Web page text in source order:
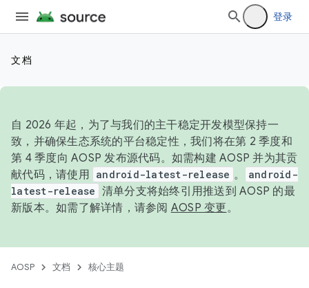
登录
文档
自 2026 年起，为了与我们的主干稳定开发模型保持一
致，并确保生态系统的平台稳定性，我们将在第 2 季度和
第 4 季度向 AOSP 发布源代码。如需构建 AOSP 并为其贡
献代码，请使用 android-latest-release 。
android-
latest-release 清单分支将始终引用推送到 AOSP 的最
新版本。如需了解详情，请参阅 AOSP 变更。
AOSP 文档 核心主题